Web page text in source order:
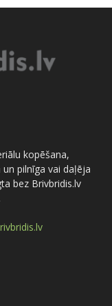
kopēšana,
pilnīga vai daļēja
bez Brivbridis.lv